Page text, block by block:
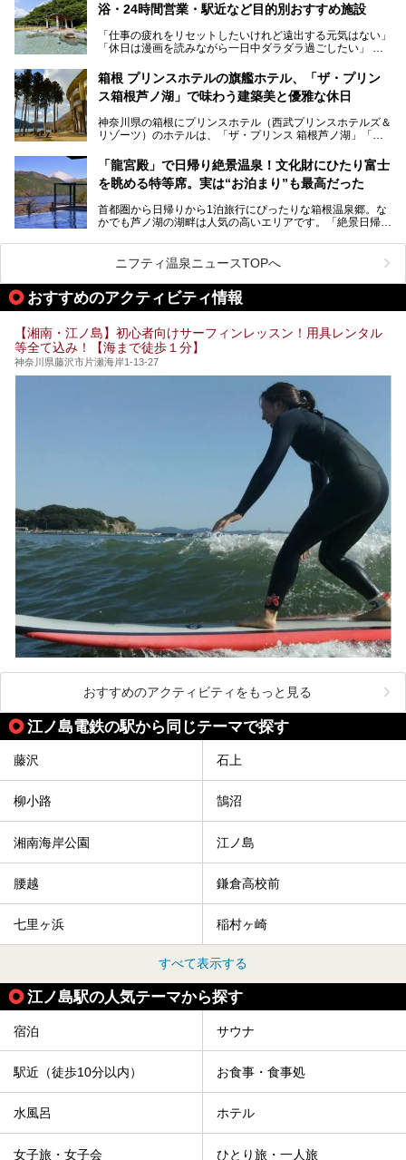
今回は、そんな大注目の施設に一足先にお邪魔し、その全貌
を見学させていただきました！
サウナ室の中に咲き誇る桜、魚たちが泳ぐ水風呂、そしてバ
リのビーチを思わせる休憩スペース…。驚きの連続だった館
内の様子をレポートします！
浴・24時間営業・駅近など目的別おすすめ施設
「仕事の疲れをリセットしたいけれど遠出する元気はない」
「休日は漫画を読みながら一日中ダラダラ過ごしたい」
たい」
そんな「癒やされたい」という願いを叶えてくれるのが、神
神奈川県には、サウナや岩盤浴、一日中遊べるエンタメ施設
など、“非日常”を味わえるスーパー銭湯が数多く揃っていま
う」という人も多いはず。
そこで今回は、神奈川県内の人気施設26選を「安さ」「岩
業」「駅近」など、目的別に厳選して紹介します。
今の気分にぴったりの施設を見つけて、最高のリフレッシュ
箱根 プリンスホテルの旗艦ホテル、「ザ・プリン
ス箱根芦ノ湖」で味わう建築美と優雅な休日
神奈川県の箱根にプリンスホテル（西武プリンスホテルズ＆
リゾーツ）のホテルは、「ザ・プリンス 箱根芦ノ湖」「芦
「箱根仙石原プリンスホテル」と4軒あり、今回ご紹介する
「ザ・プリンス 箱根芦ノ湖」は、その中でもフラッグシッ
プ（旗艦）に位置づけられる特別なホテルです。
昭和の日本を代表する建築家の一人、村野藤吾が芦ノ湖の畔
に建てた桃源郷のようなホテルがここ。自家源泉の温泉や、
提供元：株式会社西武・プリンスホテルズワールドワイド
【PR】
この記事はザ・プリンス 箱根芦ノ湖のPR記事です。
「龍宮殿」で日帰り絶景温泉！文化財にひたり富士
を眺める特等席。実は“お泊まり”も最高だった
首都圏から日帰りから1泊旅行にぴったりな箱根温泉郷。な
かでも芦ノ湖の湖畔は人気の高いエリアです。「絶景日帰り
が楽しめるまさに眺望自慢の日帰り温泉。
そしてここは全24室の「箱根 芦ノ湖畔蛸川温泉 龍宮殿」と
して宿泊もできます。宿泊者は「龍宮殿本館」の営業時間に
加えて、朝6時からの宿泊者専用時間帯にも「龍宮殿本館」
のお風呂が利用できます。
今回は日帰り温泉としての「絶景日帰り温泉 龍宮殿本館
（以下、龍宮殿本館）」と、旅館としての「箱根 芦ノ湖畔
蛸川温泉 龍宮殿（以下、龍宮殿）」の両方の魅力をたっぷ
りお伝えします！
ここは箱根神社、九頭龍神社、白龍神社、箱根元宮と箱根の
4つの神社に囲まれたパワースポットです。
提供元：株式会社西武・プリンスホテルズワールドワイド
この記事は箱根 芦ノ湖畔蛸川温泉 龍宮殿のPR記事です。
ニフティ温泉ニュースTOPへ
おすすめのアクティビティ情報
【湘南・江ノ島】初心者向けサーフィンレッスン！用具レンタル
等全て込み！【海まで徒歩１分】
神奈川県藤沢市片瀬海岸1-13-27
おすすめのアクティビティをもっと見る
江ノ島電鉄の駅から同じテーマで探す
藤沢 石上
柳小路 鵠沼
湘南海岸公園 江ノ島
腰越 鎌倉高校前
七里ヶ浜 稲村ヶ崎
すべて表示する
江ノ島駅の人気テーマから探す
宿泊 サウナ
駅近（徒歩10分以内） お食事・食事処
水風呂 ホテル
女子旅・女子会 ひとり旅・一人旅